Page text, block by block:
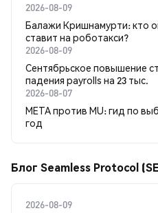
2026-08-09
Балажи Кришнамурти: кто
ставит на роботакси?
2026-08-09
Сентябрьское повышение
падения payrolls на 23 тыс.
2026-08-07
META против MU: гид по
год
Блог Seamless Protocol
2026-08-09